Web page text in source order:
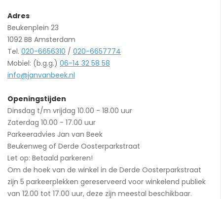
Adres
Beukenplein 23
1092 BB Amsterdam
Tel. 020-6656310 / 020-6657774
Mobiel: (b.g.g.) 06-14 32 58 58
info@janvanbeek.nl
Openingstijden
Dinsdag t/m vrijdag 10.00 - 18.00 uur
Zaterdag 10.00 - 17.00 uur
Parkeeradvies Jan van Beek
Beukenweg of Derde Oosterparkstraat
Let op: Betaald parkeren!
Om de hoek van de winkel in de Derde Oosterparkstraat
zijn 5 parkeerplekken gereserveerd voor winkelend publiek
van 12.00 tot 17.00 uur, deze zijn meestal beschikbaar.